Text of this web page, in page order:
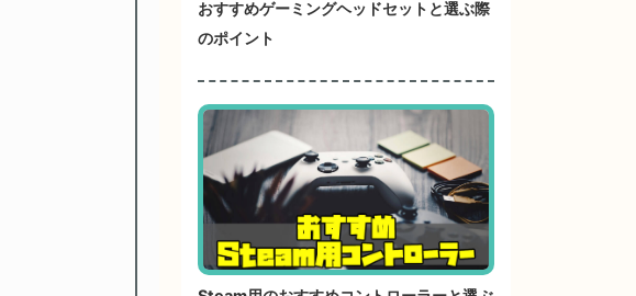
おすすめゲーミングヘッドセットと選ぶ際
のポイント